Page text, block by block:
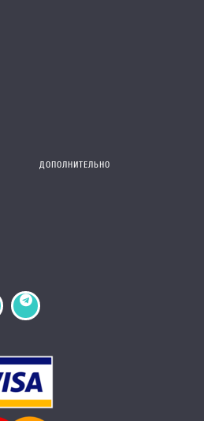
ДОПОЛНИТЕЛЬНО